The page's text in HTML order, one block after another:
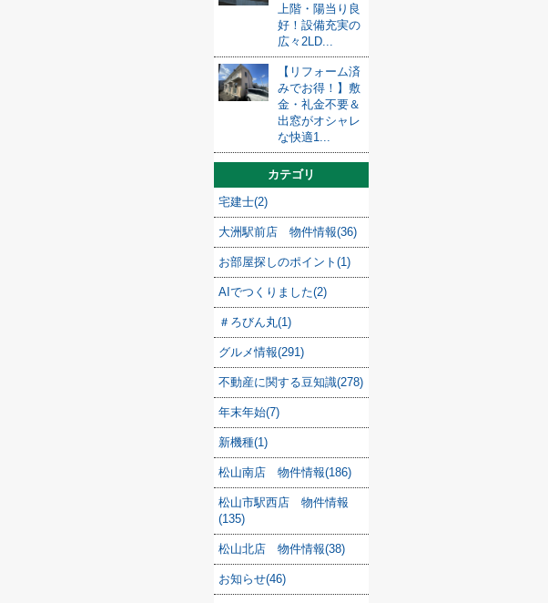
上階・陽当り良
好！設備充実の
広々2LD...
【リフォーム済
みでお得！】敷
金・礼金不要＆
出窓がオシャレ
な快適1...
カテゴリ
宅建士(2)
大洲駅前店 物件情報(36)
お部屋探しのポイント(1)
AIでつくりました(2)
＃ろびん丸(1)
グルメ情報(291)
不動産に関する豆知識(278)
年末年始(7)
新機種(1)
松山南店 物件情報(186)
松山市駅西店 物件情報
(135)
松山北店 物件情報(38)
お知らせ(46)